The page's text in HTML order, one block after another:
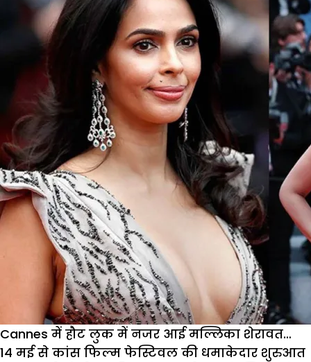
Cannes में हौट लुक में नजर आई मल्लिका शेरावत…
14 मई से कांस फिल्म फेस्टिवल की धमाकेदार शुरुआत